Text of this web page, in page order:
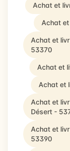
Achat et
Achat
Achat et
53370
Achat et
Achat et
Achat et
Désert -
Achat et
53390